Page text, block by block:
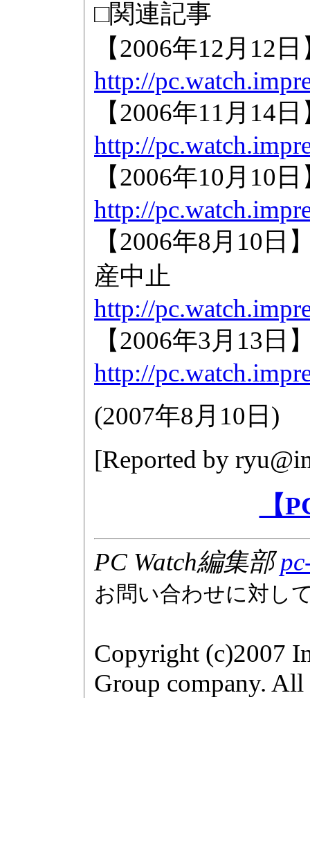
□関連記事
【2006年12月12
http://
【2006年11月14
http://
【2006年10月10
http://
【2006年8月10日
産中止
http://
【2006年3月13日
http://
(2007年8月10日 )
[Reported by
【
PC Watch編集部
お問い合わせに対し
Copyright (c)2007
Group company. All